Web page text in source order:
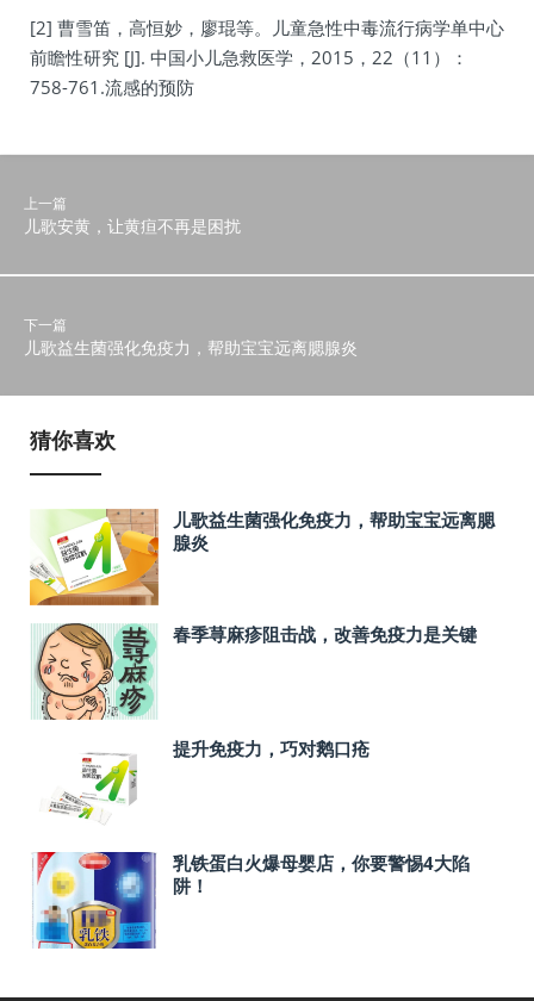
[2] 曹雪笛，高恒妙，廖琨等。儿童急性中毒流行病学单中心
前瞻性研究 [J]. 中国小儿急救医学，2015，22（11）：
758-761.流感的预防
上一篇
儿歌安黄，让黄疸不再是困扰
下一篇
儿歌益生菌强化免疫力，帮助宝宝远离腮腺炎
猜你喜欢
儿歌益生菌强化免疫力，帮助宝宝远离腮
腺炎
春季荨麻疹阻击战，改善免疫力是关键
提升免疫力，巧对鹅口疮
乳铁蛋白火爆母婴店，你要警惕4大陷
阱！